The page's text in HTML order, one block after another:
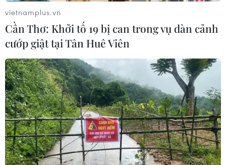
Nhãn
05/08/2026 07:16
Macau triệt phá vụ lừa đảo đầu tư
Fun Coffee
05/08/2026 06:41
Afghanistan đối mặt khủng hoảng
lương thực nghiêm trọng do thiếu
hụt viện trợ
vietnamplus.vn
Cần Thơ: Khởi tố 19 bị can trong vụ dàn cảnh
cướp giật tại Tân Huê Viên